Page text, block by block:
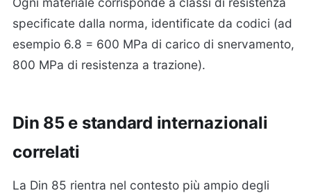
specificate dalla norma, identificate da codici (ad
esempio 6.8 = 600 MPa di carico di snervamento,
800 MPa di resistenza a trazione).
Din 85 e standard internazionali
correlati
La Din 85 rientra nel contesto più ampio degli